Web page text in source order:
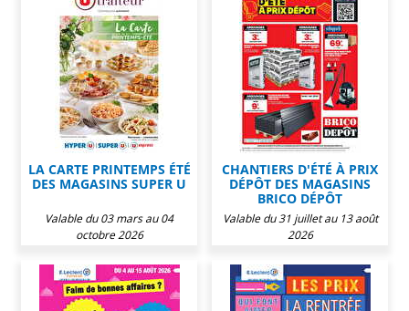
LA CARTE PRINTEMPS ÉTÉ
DES MAGASINS SUPER U
Valable du 03 mars au 04
octobre 2026
CHANTIERS D'ÉTÉ À PRIX
DÉPÔT DES MAGASINS
BRICO DÉPÔT
Valable du 31 juillet au 13 août
2026